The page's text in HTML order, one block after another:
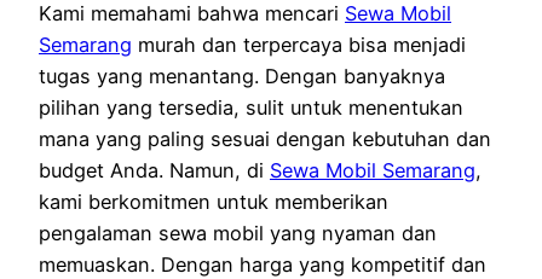
Kami memahami bahwa mencari Sewa Mobil
Semarang murah dan terpercaya bisa menjadi
tugas yang menantang. Dengan banyaknya
pilihan yang tersedia, sulit untuk menentukan
mana yang paling sesuai dengan kebutuhan dan
budget Anda. Namun, di Sewa Mobil Semarang,
kami berkomitmen untuk memberikan
pengalaman sewa mobil yang nyaman dan
memuaskan. Dengan harga yang kompetitif dan